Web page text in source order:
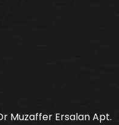
Muzaffer Ersalan Apt.